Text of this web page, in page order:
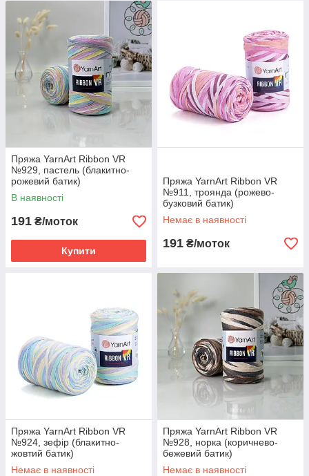
Пряжа YarnArt Ribbon VR
№929, пастель (блакитно-
рожевий батик)
В наявності
191 ₴/моток
Купити
Пряжа YarnArt Ribbon VR
№911, троянда (рожево-
бузковий батик)
Немає в наявності
191 ₴/моток
Пряжа YarnArt Ribbon VR
№924, зефір (блакитно-
жовтий батик)
Немає в наявності
Пряжа YarnArt Ribbon VR
№928, норка (коричнево-
бежевий батик)
Немає в наявності